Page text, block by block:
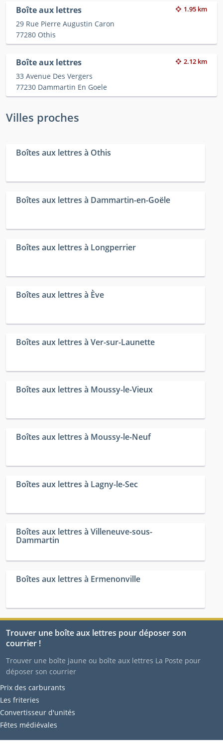
Boîte aux lettres 1.95 km
29 Rue Pierre Augustin Caron
77280 Othis
Boîte aux lettres 2.12 km
33 Avenue Des Vergers
77230 Dammartin En Goele
Villes proches
Boîtes aux lettres à Othis
Boîtes aux lettres à Dammartin-en-Goële
Boîtes aux lettres à Longperrier
Boîtes aux lettres à Ève
Boîtes aux lettres à Ver-sur-Launette
Boîtes aux lettres à Moussy-le-Vieux
Boîtes aux lettres à Moussy-le-Neuf
Boîtes aux lettres à Lagny-le-Sec
Boîtes aux lettres à Villeneuve-sous-
Dammartin
Boîtes aux lettres à Ermenonville
Trouver une boîte aux lettres pour déposer son
courrier !
Trouver une boîte jaune ou boîte aux lettres La Poste pour
déposer son courrier
Prix des carburants
Les friteries
Convertisseur d'unités
Fêtes médiévales